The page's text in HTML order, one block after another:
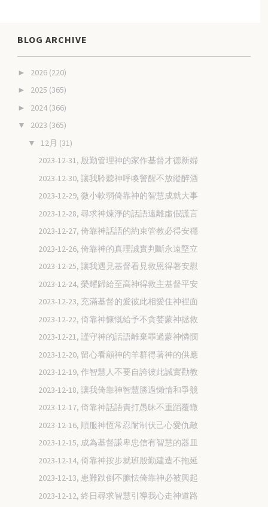
BLOG ARCHIVE
► 2026 (220)
► 2025 (365)
► 2024 (366)
▼ 2023 (365)
▼ 12月 (31)
2023-12-31, 殷勤管理神的家作基督才德新婦
2023-12-30, 讓我聆聽神呼喚警醒不放縱醉酒
2023-12-29, 微小軟弱倚靠神的智慧成就大事
2023-12-28, 尋求神煉淨的話語遠離虛假謊言
2023-12-27, 倚靠神話語的約束管教必得安穩
2023-12-26, 倚靠神的真理誠實判斷永遠堅立
2023-12-25, 讓我遇見基督看見救恩得著安慰
2023-12-24, 榮耀歸給至高神得救主基督平安
2023-12-23, 充滿基督的愛彼此相愛住神裡面
2023-12-22, 倚靠神慷慨給予不貪婪蒙神拯救
2023-12-21, 謹守神的話語離棄罪過蒙神憐憫
2023-12-20, 留心看顧神的羊群得著神的供應
2023-12-19, 作智慧人不要自誇彼此誠實勸教
2023-12-18, 讓我倚靠神智慧勝過懶惰和爭競
2023-12-17, 倚靠神話語責打愚昧不重蹈覆轍
2023-12-16, 順服神恆常忍耐制伏己心愛仇敵
2023-12-15, 成為基督謙卑忠信有智慧的器皿
2023-12-14, 倚靠神按步就班殷勤建造不拖延
2023-12-13, 患難跌倒不膽怯倚靠神必被興起
2023-12-12, 終日尋求智慧引導我心走神道路